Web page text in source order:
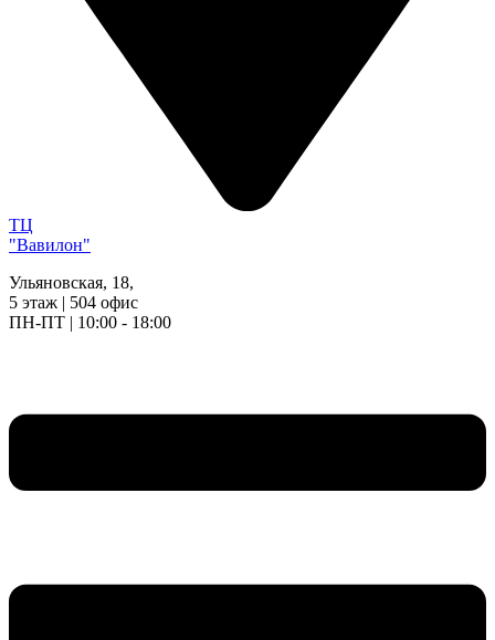
ТЦ
"Вавилон"
Ульяновская, 18,
5 этаж | 504 офис
ПН-ПТ | 10:00 - 18:00